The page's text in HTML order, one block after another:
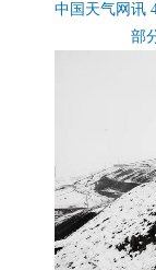
中国天气网讯
部